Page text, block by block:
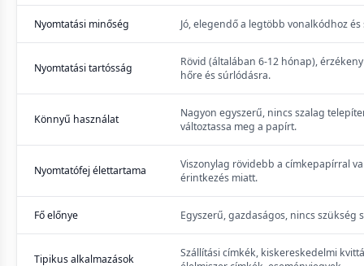
Nyomtatási minőség Jó, elegendő a legtöbb vonalkódhoz és
Nyomtatási tartósság
Rövid (általában 6-12 hónap),
hőre és súrlódásra.
Könnyű használat
Nagyon egyszerű, nincs szalag
változtassa meg a papírt.
Nyomtatófej élettartama
Viszonylag rövidebb a címkepapírral
érintkezés miatt.
Fő előnye Egyszerű, gazdaságos, nincs szükség
Tipikus alkalmazások
Szállítási címkék, kiskereskedelmi